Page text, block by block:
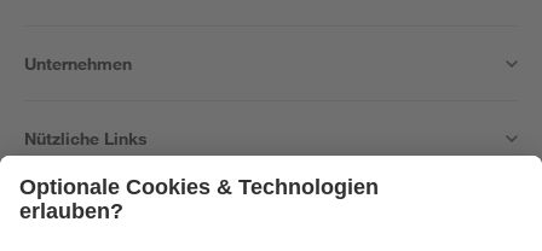
Unternehmen
Nützliche Links